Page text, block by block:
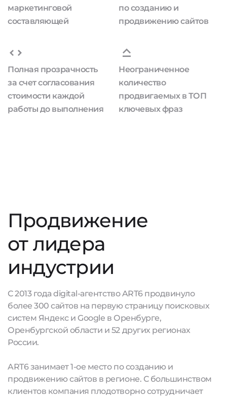
маркетинговой
составляющей
по созданию и
продвижению сайтов
Полная прозрачность
за счет согласования
стоимости каждой
работы до выполнения
Неограниченное
количество
продвигаемых в ТОП
ключевых фраз
Продвижение
от лидера
индустрии
С 2013 года digital-агентство ART6 продвинуло
более 300 сайтов на первую страницу поисковых
систем Яндекс и Google в Оренбурге,
Оренбургской области и 52 других регионах
России.
ART6 занимает 1-ое место по созданию и
продвижению сайтов в регионе. С большинством
клиентов компания плодотворно сотрудничает